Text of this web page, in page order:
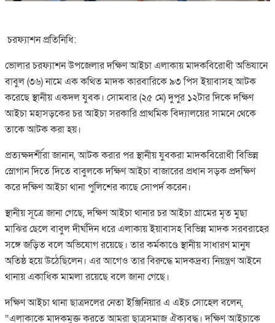
চরফ্যাশন প্রতিনিধি:
ভোলার চরফ্যাশন উপজেলার দক্ষিণ আইচা এলাকায় মাদকবিরোধী অভিযানে
বাবুল (৩৬) নামে এক কথিত মাদক কারবারিকে ৯৩ পিস ইয়াবাসহ আটক
করেছে স্থানীয় একদল যুবক। সোমবার (২৫ মে) দুপুর ১২টার দিকে দক্ষিণ
আইচা মহাসড়কের চর আইচা সরকারি প্রাথমিক বিদ্যালয়ের সামনে থেকে
তাকে আটক করা হয়।
প্রত্যক্ষদর্শীরা জানান, আটক করার পর স্থানীয় যুবকরা মাদকবিরোধী বিভিন্ন
স্লোগান দিতে দিতে বাবুলকে দক্ষিণ আইচা বাজারের প্রধান সড়ক প্রদক্ষিণ
করে দক্ষিণ আইচা থানা পুলিশের কাছে সোপর্দ করেন।
স্থানীয় সূত্রে জানা গেছে, দক্ষিণ আইচা থানার চর আইচা গ্রামের মৃত মুছা
মাঝির ছেলে বাবুল দীর্ঘদিন ধরে এলাকায় ইয়াবাসহ বিভিন্ন মাদক সরবরাহের
সঙ্গে জড়িত বলে অভিযোগ রয়েছে। তার কর্মকাণ্ডে স্থানীয় সাধারণ মানুষ
অতিষ্ঠ হয়ে উঠেছিলেন। এর আগেও তার বিরুদ্ধে মাদকদ্রব্য নিয়ন্ত্রণ আইনে
থানায় একাধিক মামলা রয়েছে বলে জানা গেছে।
দক্ষিণ আইচা থানা ছাত্রদলের নেতা ইঞ্জিনিয়ার এ এইচ সোহেল বলেন,
“এলাকাকে মাদকমুক্ত করতে আমরা ছাত্রসমাজ ঐক্যবদ্ধ। দক্ষিণ আইচাকে